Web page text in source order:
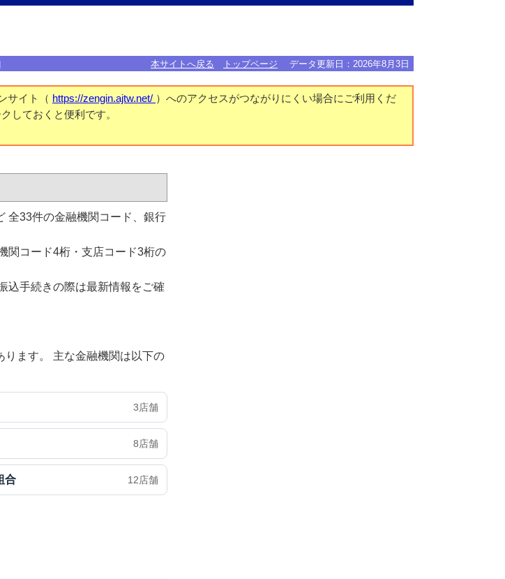
本サイトへ戻る トップページ データ更新日： 2026年8月3日
サイト（ https://zengin.ajtw.net/ ）へのアクセスがつながりにくい場合にご利用くだ
しておくと便利です。
全33件の金融機関コード、銀行
関コード4桁・支店コード3桁の
込手続きの際は最新情報をご確
ます。 主な金融機関は以下の
3店舗
8店舗
合 12店舗